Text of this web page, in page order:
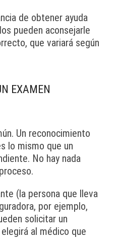
de obtener ayuda
pueden aconsejarle
que variará según
EXAMEN
Un reconocimiento
lo mismo que un
No hay nada
(la persona que lleva
por ejemplo,
solicitar un
al médico que